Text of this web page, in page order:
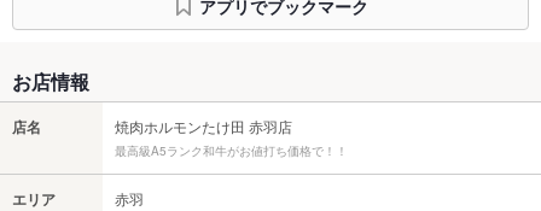
アプリでブックマーク
お店情報
店名 焼肉ホルモンたけ田 赤羽店
最高級A5ランク和牛がお値打ち価格で！！
エリア 赤羽